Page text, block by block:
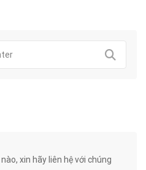
xin hãy liên hệ với chúng